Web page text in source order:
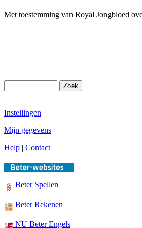
Met toestemming van Royal Jongbloed
Instellingen
Mijn gegevens
Help | Contact
Beter Spellen
Beter Rekenen
NU Beter Engels